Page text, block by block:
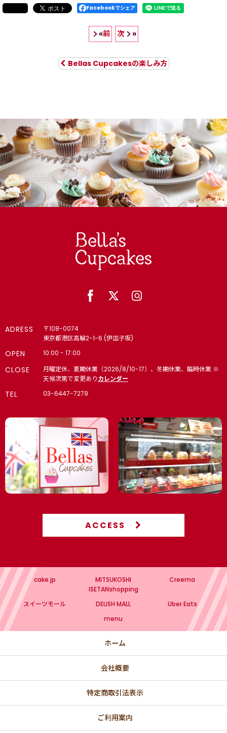
Facebookでシェア
«前 次 »
Bellas Cupcakesの楽しみ方
ADRESS
〒108-0074
東京都港区高輪2-1-6 (伊皿子坂)
OPEN 10:00 - 17:00
CLOSE
月曜定休、夏期休業（2026/8/10-17）、冬期休業、臨時休業 ※
天候次第で変更ありカレンダー
TEL 03-6447-7279
ACCESS
cake.jp
MITSUKOSHI
ISETANshopping
Creema
スイーツモール DELISH MALL
Uber Eats
menu
ホーム
会社概要
特定商取引法表示
ご利用案内